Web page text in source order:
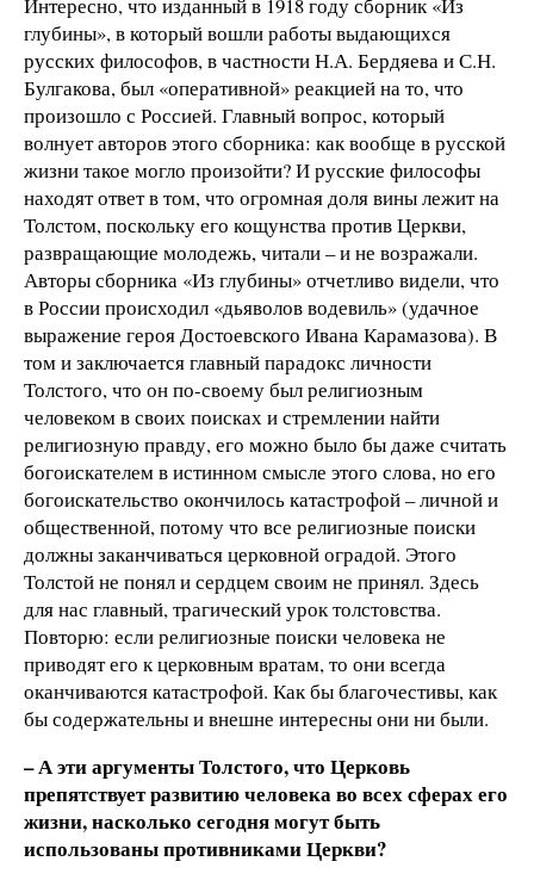
глубины», в который вошли работы выдающихся
русских философов, в частности Н.А. Бердяева и С.Н.
Булгакова, был «оперативной» реакцией на то, что
произошло с Россией. Главный вопрос, который
волнует авторов этого сборника: как вообще в русской
жизни такое могло произойти? И русские философы
находят ответ в том, что огромная доля вины лежит на
Толстом, поскольку его кощунства против Церкви,
развращающие молодежь, читали – и не возражали.
Авторы сборника «Из глубины» отчетливо видели, что
в России происходил «дьяволов водевиль» (удачное
выражение героя Достоевского Ивана Карамазова). В
том и заключается главный парадокс личности
Толстого, что он по-своему был религиозным
человеком в своих поисках и стремлении найти
религиозную правду, его можно было бы даже считать
богоискателем в истинном смысле этого слова, но его
богоискательство окончилось катастрофой – личной и
общественной, потому что все религиозные поиски
должны заканчиваться церковной оградой. Этого
Толстой не понял и сердцем своим не принял. Здесь
для нас главный, трагический урок толстовства.
Повторю: если религиозные поиски человека не
приводят его к церковным вратам, то они всегда
оканчиваются катастрофой. Как бы благочестивы, как
бы содержательны и внешне интересны они ни были.
– А эти аргументы Толстого, что Церковь
препятствует развитию человека во всех сферах его
жизни, насколько сегодня могут быть
использованы противниками Церкви?